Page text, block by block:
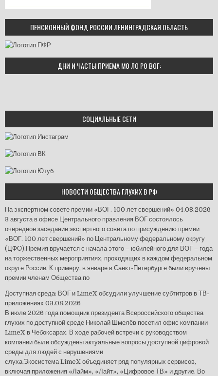
ПЕНСИОННЫЙ ФОНД РОССИИ ЛЕНИНГРАДСКАЯ ОБЛАСТЬ
ДНИ И ЧАСТЫ ПРИЕМА МО ЛО РО ВОГ:
СОЦИАЛЬНЫЕ СЕТИ
НОВОСТИ ОБЩЕСТВА ГЛУХИХ В РФ
На экспертном совете премии «ВОГ. 100 лет свершений» 04.08.2026
3 августа в офисе Центрального правления ВОГ состоялось
очередное заседание экспертного совета по присуждению премии
«ВОГ. 100 лет свершений» по Центральному федеральному округу
(ЦФО).Премия вручается с начала этого – юбилейного для ВОГ – года
на торжественных мероприятиях, проходящих в каждом федеральном
округе России. К примеру, в январе в Санкт-Петербурге были вручены
премии членам Общества по
Доступная среда: ВОГ и LimeX обсудили улучшение субтитров в ТВ-
приложениях 03.08.2026
В июле 2026 года помощник президента Всероссийского общества
глухих по доступной среде Николай Шмелёв посетил офис компании
LimeX в Чебоксарах. В ходе рабочей встречи с руководством
компании были обсуждены актуальные вопросы доступной цифровой
среды для людей с нарушениями
слуха.Экосистема LimeX объединяет ряд популярных сервисов,
включая приложения «Лайм», «Лайт», «Цифровое ТВ» и другие. Во